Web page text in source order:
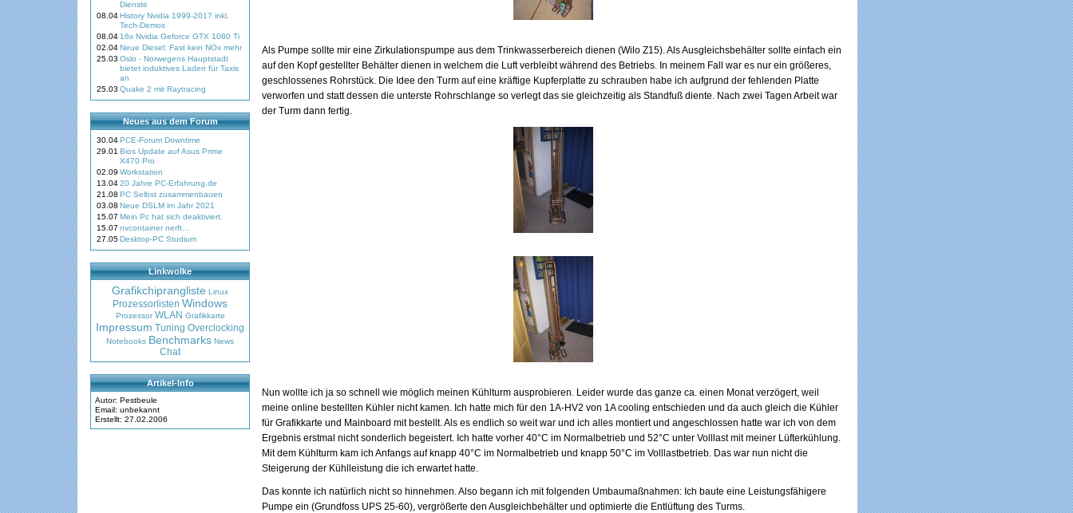
Dienste
08.04History Nvidia 1999-2017 inkl.
Tech-Demos
08.04 16x Nvidia Geforce GTX 1080 Ti
02.04Neue Diesel: Fast kein NOx mehr
25.03 Oslo - Norwegens Hauptstadt
bietet induktives Laden für Taxis
an
25.03 Quake 2 mit Raytracing
Neues aus dem Forum
30.04PCE-Forum Downtime
29.01 Bios Update auf Asus Prime
X470 Pro
02.09 Workstation
13.0420 Jahre PC-Erfahrung.de
21.08 PC Selbst zusammenbauen
03.08 Neue DSLM im Jahr 2021
15.07 Mein Pc hat sich deaktiviert.
15.07 nvcontainer nerft...
27.05Desktop-PC Studium
Linkwolke
Grafikchiprangliste Linux
Prozessorlisten Windows
Prozessor WLAN Grafikkarte
Impressum Tuning Overclocking
Notebooks Benchmarks News
Chat
Artikel-Info
Autor: Pestbeule
Email: unbekannt
Erstellt: 27.02.2006
Als Pumpe sollte mir eine Zirkulationspumpe aus dem Trinkwasserbereich dienen (Wilo Z15). Als Ausgleichsbehälter sollte einfach ein
auf den Kopf gestellter Behälter dienen in welchem die Luft verbleibt während des Betriebs. In meinem Fall war es nur ein größeres,
geschlossenes Rohrstück. Die Idee den Turm auf eine kräftige Kupferplatte zu schrauben habe ich aufgrund der fehlenden Platte
verworfen und statt dessen die unterste Rohrschlange so verlegt das sie gleichzeitig als Standfuß diente. Nach zwei Tagen Arbeit war
der Turm dann fertig.
Nun wollte ich ja so schnell wie möglich meinen Kühlturm ausprobieren. Leider wurde das ganze ca. einen Monat verzögert, weil
meine online bestellten Kühler nicht kamen. Ich hatte mich für den 1A-HV2 von 1A cooling entschieden und da auch gleich die Kühler
für Grafikkarte und Mainboard mit bestellt. Als es endlich so weit war und ich alles montiert und angeschlossen hatte war ich von dem
Ergebnis erstmal nicht sonderlich begeistert. Ich hatte vorher 40°C im Normalbetrieb und 52°C unter Volllast mit meiner Lüfterkühlung.
Mit dem Kühlturm kam ich Anfangs auf knapp 40°C im Normalbetrieb und knapp 50°C im Volllastbetrieb. Das war nun nicht die
Steigerung der Kühlleistung die ich erwartet hatte.
Das konnte ich natürlich nicht so hinnehmen. Also begann ich mit folgenden Umbaumaßnahmen: Ich baute eine Leistungsfähigere
Pumpe ein (Grundfoss UPS 25-60), vergrößerte den Ausgleichbehälter und optimierte die Entlüftung des Turms.